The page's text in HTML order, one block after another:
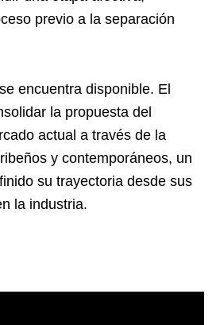
previo a la separación
encuentra disponible. El
la propuesta del
actual a través de la
y contemporáneos, un
su trayectoria desde sus
la industria.